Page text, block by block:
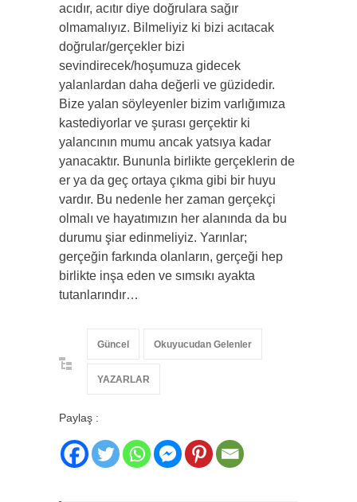
acıdır, acıtır diye doğrulara sağır
olmamalıyız. Bilmeliyiz ki bizi acıtacak
doğrular/gerçekler bizi
sevindirecek/hoşumuza gidecek
yalanlardan daha değerli ve güzidedir.
Bize yalan söyleyenler bizim varlığımıza
kastediyorlar ve şurası gerçektir ki
yalancının mumu ancak yatsıya kadar
yanacaktır. Bununla birlikte gerçeklerin de
er ya da geç ortaya çıkma gibi bir huyu
vardır. Bu nedenle her zaman gerçekçi
olmalı ve hayatımızın her alanında da bu
durumu şiar edinmeliyiz. Yarınlar;
gerçeğin farkında olanların, gerçeği hep
birlikte inşa eden ve sımsıkı ayakta
tutanlarındır…
Güncel Okuyucudan Gelenler
YAZARLAR
Paylaş :